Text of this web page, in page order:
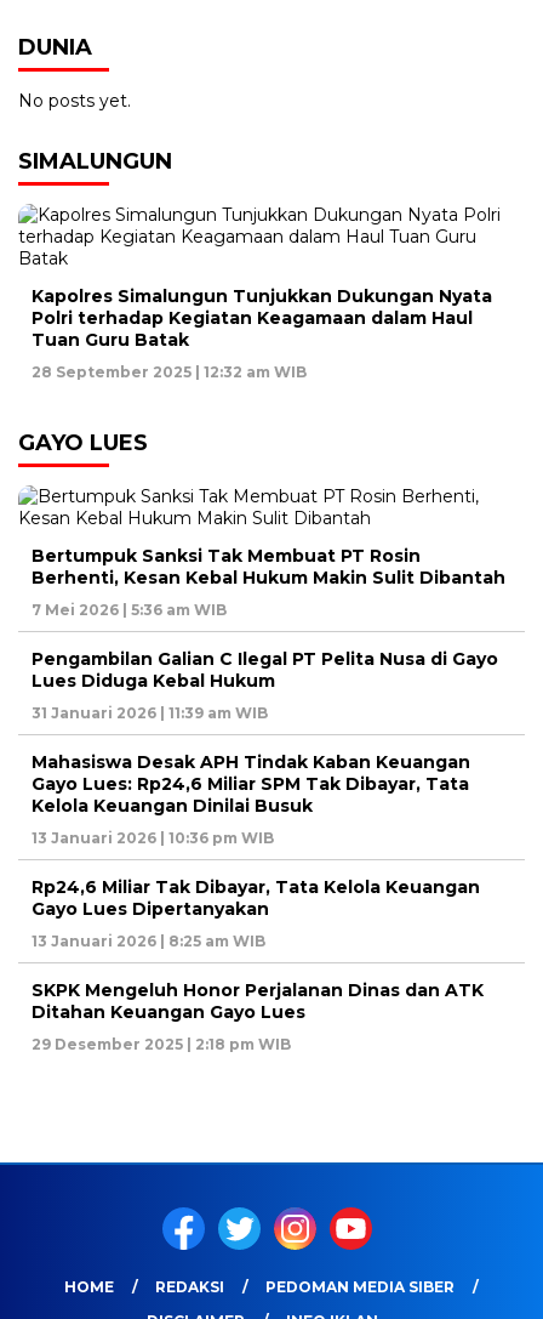
DUNIA
No posts yet.
SIMALUNGUN
Kapolres Simalungun Tunjukkan Dukungan Nyata
Polri terhadap Kegiatan Keagamaan dalam Haul
Tuan Guru Batak
28 September 2025 | 12:32 am WIB
GAYO LUES
Bertumpuk Sanksi Tak Membuat PT Rosin
Berhenti, Kesan Kebal Hukum Makin Sulit Dibantah
7 Mei 2026 | 5:36 am WIB
Pengambilan Galian C Ilegal PT Pelita Nusa di Gayo
Lues Diduga Kebal Hukum
31 Januari 2026 | 11:39 am WIB
Mahasiswa Desak APH Tindak Kaban Keuangan
Gayo Lues: Rp24,6 Miliar SPM Tak Dibayar, Tata
Kelola Keuangan Dinilai Busuk
13 Januari 2026 | 10:36 pm WIB
Rp24,6 Miliar Tak Dibayar, Tata Kelola Keuangan
Gayo Lues Dipertanyakan
13 Januari 2026 | 8:25 am WIB
SKPK Mengeluh Honor Perjalanan Dinas dan ATK
Ditahan Keuangan Gayo Lues
29 Desember 2025 | 2:18 pm WIB
HOME REDAKSI
PEDOMAN MEDIA SIBER